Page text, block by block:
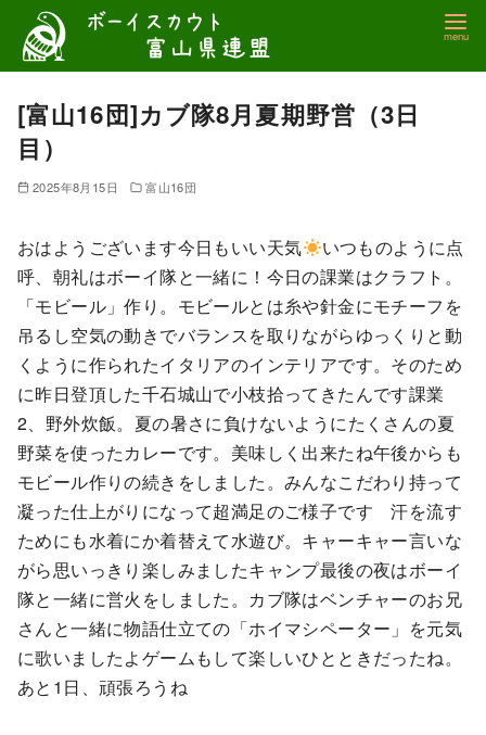
テ
[富山16団]カブ隊8月夏期野営（3日
目）
2025年8月15日 富山16団
おはようございます今日もいい天気
いつものように点
呼、朝礼はボーイ隊と一緒に！今日の課業はクラフト。
「モビール」作り。モビールとは糸や針金にモチーフを
吊るし空気の動きでバランスを取りながらゆっくりと動
くように作られたイタリアのインテリアです。そのため
に昨日登頂した千石城山で小枝拾ってきたんです課業
2、野外炊飯。夏の暑さに負けないようにたくさんの夏
野菜を使ったカレーです。美味しく出来たね午後からも
モビール作りの続きをしました。みんなこだわり持って
凝った仕上がりになって超満足のご様子です 汗を流す
ためにも水着にか着替えて水遊び。キャーキャー言いな
がら思いっきり楽しみましたキャンプ最後の夜はボーイ
隊と一緒に営火をしました。カブ隊はベンチャーのお兄
さんと一緒に物語仕立ての「ホイマシペーター」を元気
に歌いましたよゲームもして楽しいひとときだったね。
あと1日、頑張ろうね